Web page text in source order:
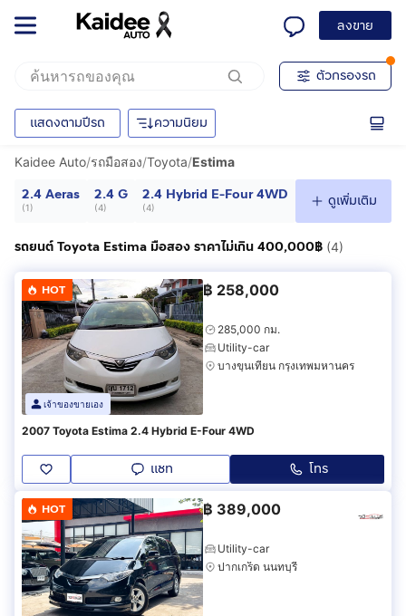
ลงขาย
ตัวกรองรถ
แสดงตามปีรถ ความนิยม
Kaidee Auto/รถมือสอง/Toyota/Estima
2.4 Aeras
(1)
2.4 G
(4)
2.4 Hybrid E-Four 4WD
(4) ดูเพิ่มเติม
รถยนต์ Toyota Estima มือสอง ราคาไม่เกิน 400,000฿ (4)
HOT
เจ้าของขายเอง
฿ 258,000
285,000 กม.
Utility-car
บางขุนเทียน กรุงเทพมหานคร
2007 Toyota Estima 2.4 Hybrid E-Four 4WD
แชท โทร
HOT ฿ 389,000
Utility-car
ปากเกร็ด นนทบุรี